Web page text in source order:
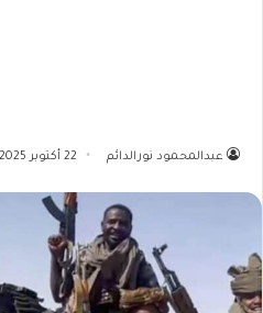
عبدالمحمود نورالدائم 22 أكتوبر 2025 - 8:36 صباحًا